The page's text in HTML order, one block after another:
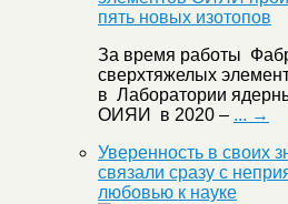
За время работы
сверхтяжелых
в Лаборатории
ОИЯИ в 2020 – ... →
Уверенность в своих
связали сразу с
любовью к науке